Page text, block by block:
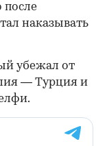
после
наказывать
убежал от
— Турция и